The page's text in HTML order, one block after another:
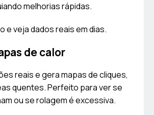
melhorias rápidas.
e veja dados reais em dias.
de calor
reais e gera mapas de cliques,
quentes. Perfeito para ver se
ou se rolagem é excessiva.